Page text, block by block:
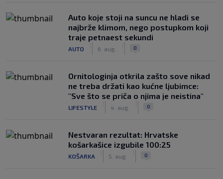
Auto koje stoji na suncu ne hladi se
najbrže klimom, nego postupkom koji
traje petnaest sekundi
AUTO 6. aug. 0
Ornitologinja otkrila zašto sove nikad
ne treba držati kao kućne ljubimce:
"Sve što se priča o njima je neistina"
LIFESTYLE 4. aug. 0
Nestvaran rezultat: Hrvatske
košarkašice izgubile 100:25
KOŠARKA 5. aug. 0